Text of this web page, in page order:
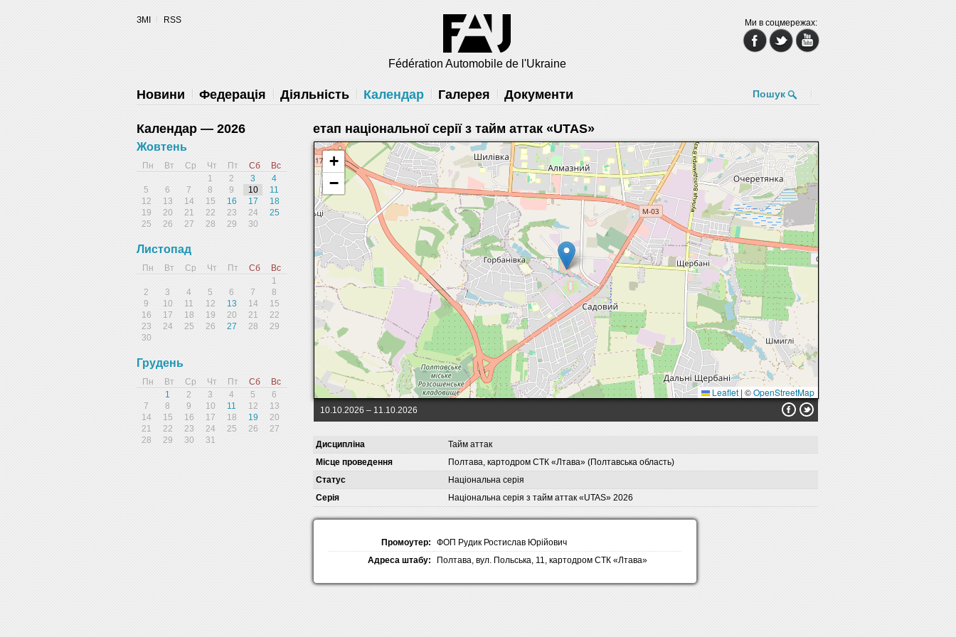
ЗМІ RSS
Fédération Automobile de l'Ukraine
Ми в соцмережах:
Новини Федерація Діяльність Календар Галерея Документи Пошук
Календар — 2026
Жовтень
Пн Вт Ср Чт Пт Сб
Вс
1
2 3
4
5
6 7 8 9 10
11
12
13 14 15 16 17
18
19
20 21 22 23 24
25
25
26 27 28 29 30
Листопад
Пн Вт Ср Чт Пт Сб
Вс
1
2
3 4 5 6 7
8
9
10 11 12 13 14
15
16
17 18 19 20 21
22
23
24 25 26 27 28
29
30
Грудень
Пн Вт Ср Чт Пт Сб
Вс
1
2 3 4 5
6
7
8 9 10 11 12
13
14
15 16 17 18 19
20
21
22 23 24 25 26
27
28
29 30 31
етап національної серії з тайм аттак «UTAS»
+
−
Leaflet | ©OpenStreetMap
10.10.2026 – 11.10.2026
Дисципліна
Тайм аттак
Місце проведення
Полтава, картодром СТК «Лтава» (Полтавська область)
Статус
Національна серія
Серія
Національна серія з тайм аттак «UTAS» 2026
Промоутер:
ФОП Рудик Ростислав Юрійович
Адреса штабу:
Полтава, вул. Польська, 11, картодром СТК «Лтава»